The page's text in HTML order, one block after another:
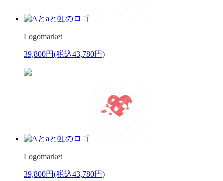
Logomarket
39,800円(税込43,780円)
Logomarket
39,800円(税込43,780円)